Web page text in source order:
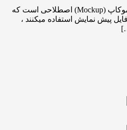
موکاپ (Mockup) چیست ؟ موکاپ (Mockup) اصطلاحی است که
پیش نمایش استفاده میکنند ،